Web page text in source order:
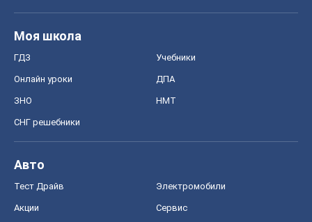
Моя школа
ГДЗ Учебники
Онлайн уроки ДПА
ЗНО НМТ
СНГ решебники
Авто
Тест Драйв Электромобили
Акции Сервис